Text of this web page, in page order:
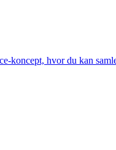
koncept, hvor du kan